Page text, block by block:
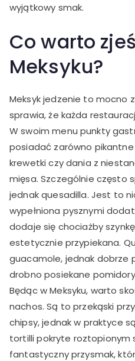
wyjątkowy smak.
Co warto
Meksyku?
Meksyk jedzenie to mocno
sprawia, że każda
W swoim menu punkty
posiadać zarówno
krewetki czy dania z
mięsa. Szczególnie często
jednak quesadilla. Jest to
wypełniona pysznymi
dodaje się chociażby
estetycznie przypiekana.
guacamole, jednak dobrze
drobno posiekane
Będąc w Meksyku, warto
nachos. Są to przekąski
chipsy, jednak w praktyce
tortilli pokryte roztopionym
fantastyczny przysmak,